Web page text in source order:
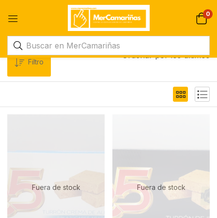
0
Filtro
Ordenar por los últimos
Fuera de stock Fuera de stock